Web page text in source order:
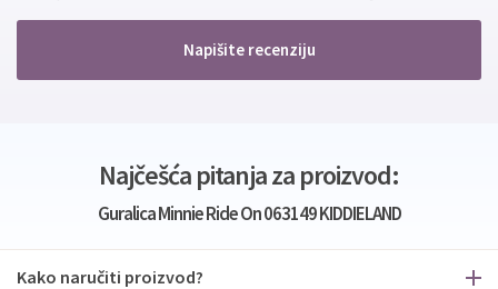
Napišite recenziju
Najčešća pitanja za proizvod:
Guralica Minnie Ride On 063149 KIDDIELAND
Kako naručiti proizvod?